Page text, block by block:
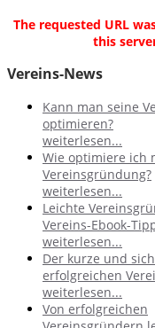
The requested URL
this
Vereins-News
Kann man seine
optimieren?
weiterlesen...
Wie optimiere ich
Vereinsgründung?
weiterlesen...
Leichte
Vereins-Ebook-
weiterlesen...
Der kurze und
erfolgreichen
weiterlesen...
Von erfolgreichen